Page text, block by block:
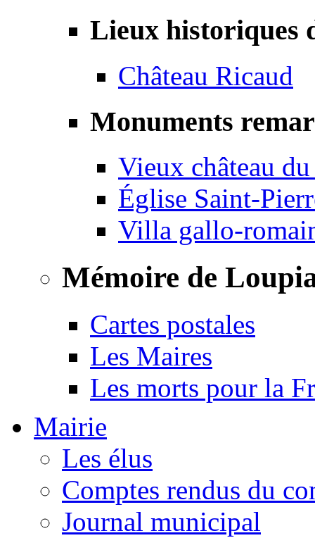
Lieux historiques
Château Ricaud
Monuments
Vieux château
Église Saint-
Villa gallo-
Mémoire de
Cartes postales
Les Maires
Les morts pour la
Mairie
Les élus
Comptes rendus du
Journal municipal